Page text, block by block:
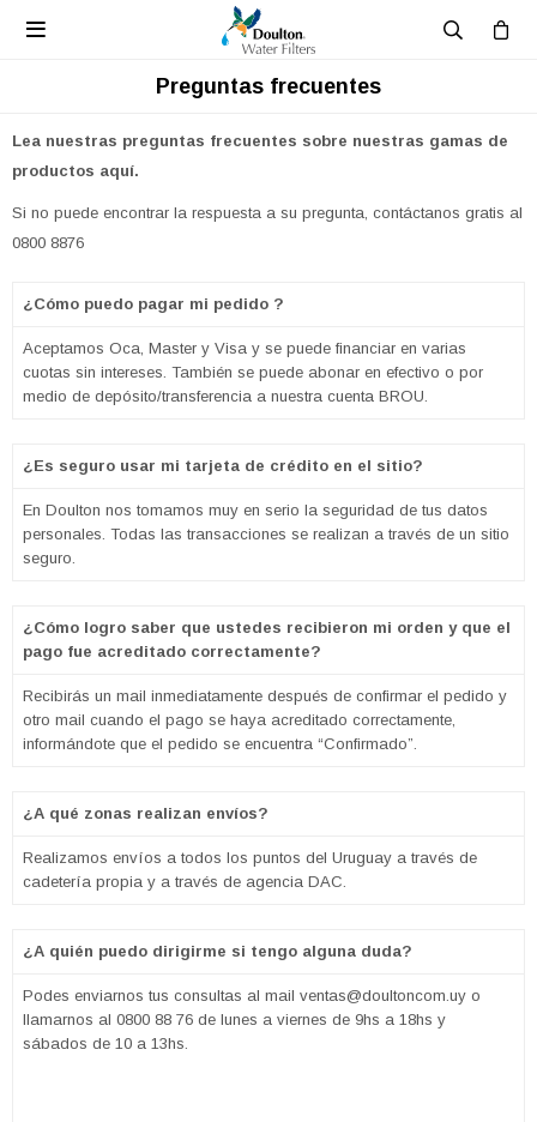

Preguntas frecuentes
Lea nuestras preguntas frecuentes sobre nuestras gamas de
productos aquí.
Si no puede encontrar la respuesta a su pregunta, contáctanos gratis al
0800 8876
¿Cómo puedo pagar mi pedido ?
Aceptamos Oca, Master y Visa y se puede financiar en varias
cuotas sin intereses. También se puede abonar en efectivo o por
medio de depósito/transferencia a nuestra cuenta BROU.
¿Es seguro usar mi tarjeta de crédito en el sitio?
En Doulton nos tomamos muy en serio la seguridad de tus datos
personales. Todas las transacciones se realizan a través de un sitio
seguro.
¿Cómo logro saber que ustedes recibieron mi orden y que el
pago fue acreditado correctamente?
Recibirás un mail inmediatamente después de confirmar el pedido y
otro mail cuando el pago se haya acreditado correctamente,
informándote que el pedido se encuentra “Confirmado”.
¿A qué zonas realizan envíos?
Realizamos envíos a todos los puntos del Uruguay a través de
cadetería propia y a través de agencia DAC.
¿A quién puedo dirigirme si tengo alguna duda?
Podes enviarnos tus consultas al mail ventas@doultoncom.uy o
llamarnos al 0800 88 76 de lunes a viernes de 9hs a 18hs y
sábados de 10 a 13hs.